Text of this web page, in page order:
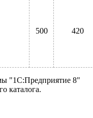
500 420
"1С:Предприятие 8"
каталога.